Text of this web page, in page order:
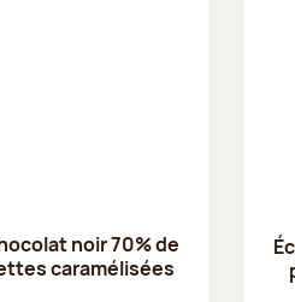
noir 70% de
caramélisées